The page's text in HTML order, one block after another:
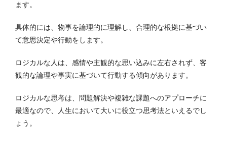
ます。
具体的には、物事を論理的に理解し、合理的な根拠に基づい
て意思決定や行動をします。
ロジカルな人は、感情や主観的な思い込みに左右されず、客
観的な論理や事実に基づいて行動する傾向があります。
ロジカルな思考は、問題解決や複雑な課題へのアプローチに
最適なので、人生において大いに役立つ思考法といえるでし
ょう。